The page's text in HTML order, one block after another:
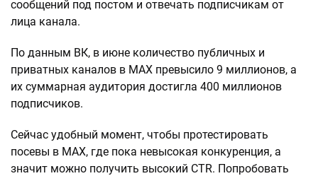
сообщений под постом и отвечать подписчикам от
лица канала.
По данным ВК, в июне количество публичных и
приватных каналов в MAX превысило 9 миллионов, а
их суммарная аудитория достигла 400 миллионов
подписчиков.
Сейчас удобный момент, чтобы протестировать
посевы в МАХ, где пока невысокая конкуренция, а
значит можно получить высокий CTR. Попробовать